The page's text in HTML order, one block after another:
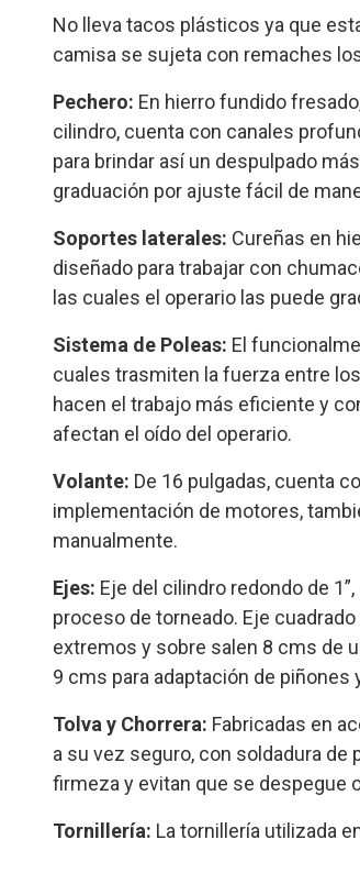
No lleva tacos plásticos ya que
camisa se sujeta con remaches
Pechero: En hierro fundido
cilindro, cuenta con canales
para brindar así un despulpado
graduación por ajuste fácil de
Soportes laterales: Cureñas en
diseñado para trabajar con
las cuales el operario las puede
Sistema de Poleas: El
cuales trasmiten la fuerza entre
hacen el trabajo más eficiente y
afectan el oído del operario.
Volante: De 16 pulgadas, cuenta
implementación de motores,
manualmente.
Ejes: Eje del cilindro redondo de
proceso de torneado. Eje
extremos y sobre salen 8 cms de
9 cms para adaptación de piñones
Tolva y Chorrera: Fabricadas en
a su vez seguro, con soldadura
firmeza y evitan que se despegue
Tornillería: La tornillería utilizada